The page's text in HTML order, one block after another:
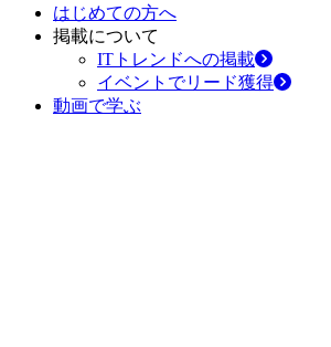
はじめての方へ
掲載について
ITトレンドへの掲載
イベントでリード獲得
動画で学ぶ